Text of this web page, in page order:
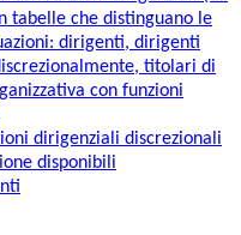
tabelle che distinguano le
dirigenti, dirigenti
titolari di
con funzioni
dirigenziali discrezionali
disponibili